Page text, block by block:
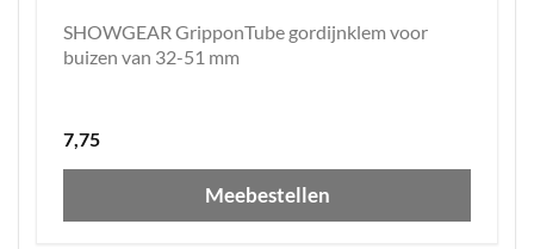
SHOWGEAR GripponTube gordijnklem voor
buizen van 32-51 mm
7,75
Meebestellen